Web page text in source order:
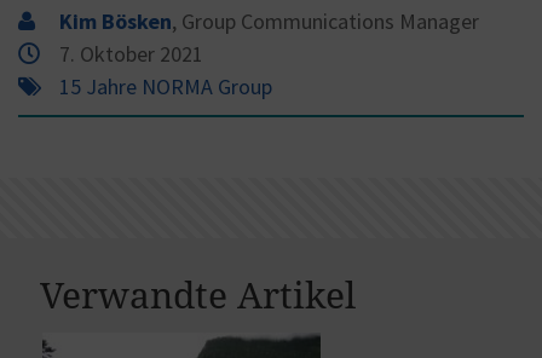
Kim Bösken, Group Communications Manager
7. Oktober 2021
15 Jahre NORMA Group
Verwandte Artikel